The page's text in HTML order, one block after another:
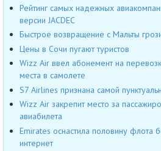
Рейтинг самых надежных
версии JACDEC
Быстрое возвращение с Мальты
Цены в Сочи пугают туристов
Wizz Air ввел абонемент на
места в самолете
S7 Airlines признана самой
Wizz Air закрепит место за
авиабилета
Emirates оснастила половину флота
интернет